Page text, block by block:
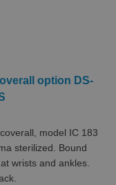
option DS-
model IC 183
sterilized. Bound
wrists and ankles.